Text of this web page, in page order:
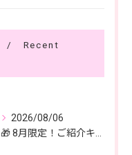
Recent
2026/08/06